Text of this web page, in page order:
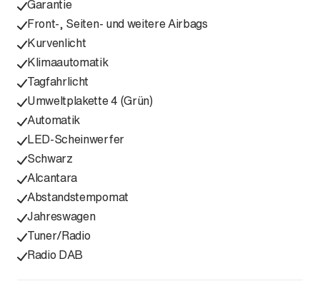
Garantie
Front-, Seiten- und weitere Airbags
Kurvenlicht
Klimaautomatik
Tagfahrlicht
Umweltplakette 4 (Grün)
Automatik
LED-Scheinwerfer
Schwarz
Alcantara
Abstandstempomat
Jahreswagen
Tuner/Radio
Radio DAB